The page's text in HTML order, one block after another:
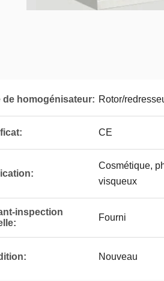
de homogénisateur: Rotor/
CE
Cosmétique,
visqueux
inspection
Fourni
Nouveau